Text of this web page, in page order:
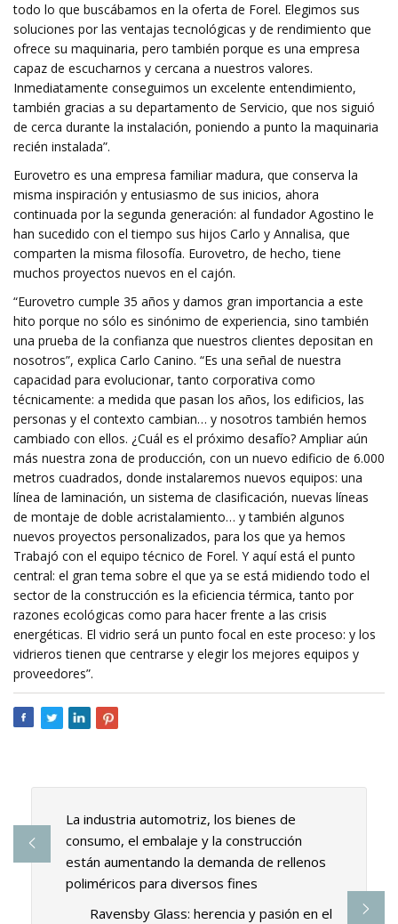
todo lo que buscábamos en la oferta de Forel. Elegimos sus
soluciones por las ventajas tecnológicas y de rendimiento que
ofrece su maquinaria, pero también porque es una empresa
capaz de escucharnos y cercana a nuestros valores.
Inmediatamente conseguimos un excelente entendimiento,
también gracias a su departamento de Servicio, que nos siguió
de cerca durante la instalación, poniendo a punto la maquinaria
recién instalada”.
Eurovetro es una empresa familiar madura, que conserva la
misma inspiración y entusiasmo de sus inicios, ahora
continuada por la segunda generación: al fundador Agostino le
han sucedido con el tiempo sus hijos Carlo y Annalisa, que
comparten la misma filosofía. Eurovetro, de hecho, tiene
muchos proyectos nuevos en el cajón.
“Eurovetro cumple 35 años y damos gran importancia a este
hito porque no sólo es sinónimo de experiencia, sino también
una prueba de la confianza que nuestros clientes depositan en
nosotros”, explica Carlo Canino. “Es una señal de nuestra
capacidad para evolucionar, tanto corporativa como
técnicamente: a medida que pasan los años, los edificios, las
personas y el contexto cambian… y nosotros también hemos
cambiado con ellos. ¿Cuál es el próximo desafío? Ampliar aún
más nuestra zona de producción, con un nuevo edificio de 6.000
metros cuadrados, donde instalaremos nuevos equipos: una
línea de laminación, un sistema de clasificación, nuevas líneas
de montaje de doble acristalamiento… y también algunos
nuevos proyectos personalizados, para los que ya hemos
Trabajó con el equipo técnico de Forel. Y aquí está el punto
central: el gran tema sobre el que ya se está midiendo todo el
sector de la construcción es la eficiencia térmica, tanto por
razones ecológicas como para hacer frente a las crisis
energéticas. El vidrio será un punto focal en este proceso: y los
vidrieros tienen que centrarse y elegir los mejores equipos y
proveedores”.
La industria automotriz, los bienes de
consumo, el embalaje y la construcción
están aumentando la demanda de rellenos
poliméricos para diversos fines
Ravensby Glass: herencia y pasión en el